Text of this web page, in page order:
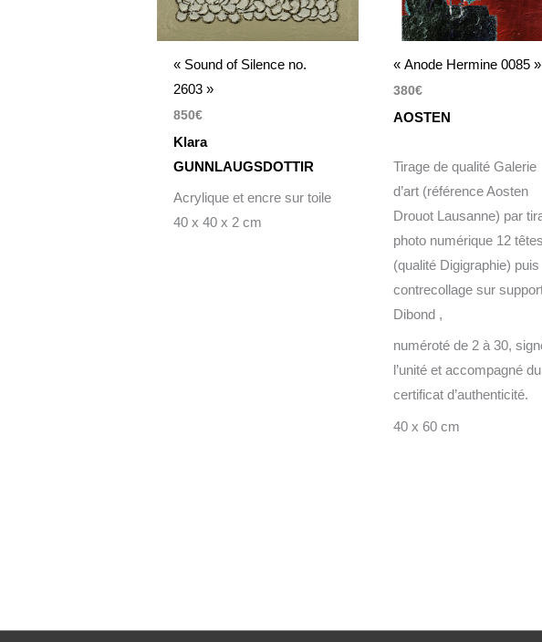
« Sound of Silence no.
2603 »
850€
Klara
GUNNLAUGSDOTTIR
Acrylique et encre sur toile
40 x 40 x 2 cm
« Anode Hermine 0085 »
380€
AOSTEN
Tirage de qualité Galerie
d’art (référence Aosten
Drouot Lausanne) par
photo numérique 12 têtes
(qualité Digigraphie) puis
contrecollage sur
Dibond ,
numéroté de 2 à 30,
l’unité et accompagné du
certificat d’authenticité.
40 x 60 cm